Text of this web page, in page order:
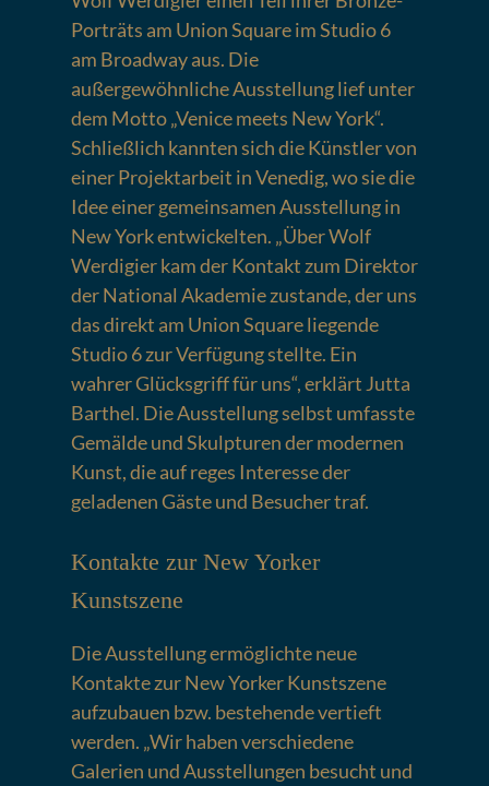
Porträts am Union Square im Studio 6
am Broadway aus. Die
außergewöhnliche Ausstellung lief unter
dem Motto „Venice meets New York“.
Schließlich kannten sich die Künstler von
einer Projektarbeit in Venedig, wo sie die
Idee einer gemeinsamen Ausstellung in
New York entwickelten. „Über Wolf
Werdigier kam der Kontakt zum Direktor
der National Akademie zustande, der uns
das direkt am Union Square liegende
Studio 6 zur Verfügung stellte. Ein
wahrer Glücksgriff für uns“, erklärt Jutta
Barthel. Die Ausstellung selbst umfasste
Gemälde und Skulpturen der modernen
Kunst, die auf reges Interesse der
geladenen Gäste und Besucher traf.
Kontakte zur New Yorker
Kunstszene
Die Ausstellung ermöglichte neue
Kontakte zur New Yorker Kunstszene
aufzubauen bzw. bestehende vertieft
werden. „Wir haben verschiedene
Galerien und Ausstellungen besucht und